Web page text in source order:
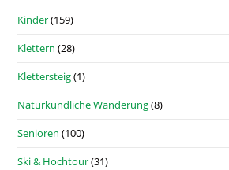
Kinder(159)
Klettern (28)
Klettersteig(1)
Naturkundliche Wanderung(8)
Senioren (100)
Ski & Hochtour(31)